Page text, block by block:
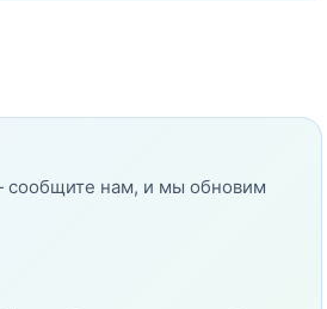
сообщите нам, и мы обновим